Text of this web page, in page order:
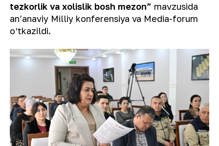
tezkorlik va xolislik bosh mezon” mavzusida
an’anaviy Milliy konferensiya va Media-forum
o‘tkazildi.